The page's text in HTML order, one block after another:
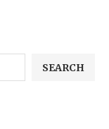
SEARCH